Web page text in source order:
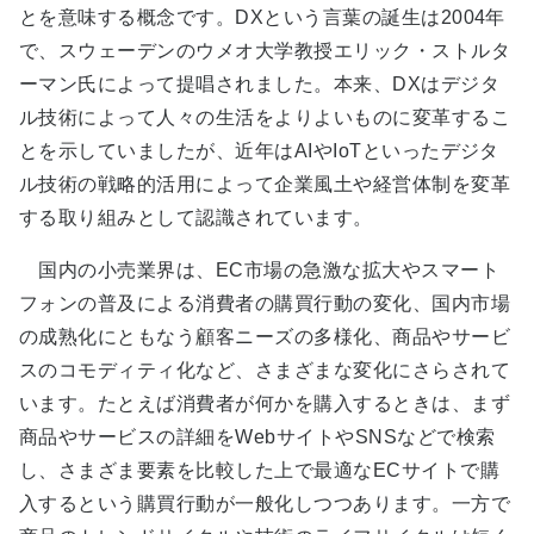
とを意味する概念です。DXという言葉の誕生は2004年
で、スウェーデンのウメオ大学教授エリック・ストルタ
ーマン氏によって提唱されました。本来、DXはデジタ
ル技術によって人々の生活をよりよいものに変革するこ
とを示していましたが、近年はAIやIoTといったデジタ
ル技術の戦略的活用によって企業風土や経営体制を変革
する取り組みとして認識されています。
国内の小売業界は、EC市場の急激な拡大やスマート
フォンの普及による消費者の購買行動の変化、国内市場
の成熟化にともなう顧客ニーズの多様化、商品やサービ
スのコモディティ化など、さまざまな変化にさらされて
います。たとえば消費者が何かを購入するときは、まず
商品やサービスの詳細をWebサイトやSNSなどで検索
し、さまざま要素を比較した上で最適なECサイトで購
入するという購買行動が一般化しつつあります。一方で